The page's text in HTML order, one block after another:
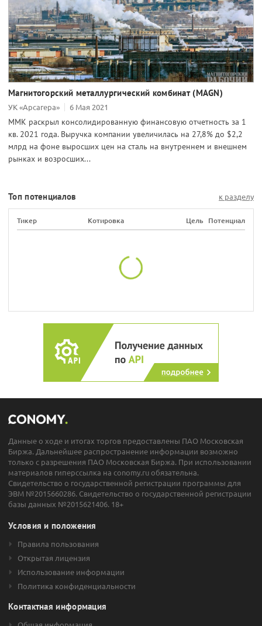
Магнитогорский металлургический комбинат (MAGN)
УК «Арсагера» 6 Мая 2021
ММК раскрыл консолидированную финансовую отчетность за 1
кв. 2021 года. Выручка компании увеличилась на 27,8% до $2,2
млрд на фоне выросших цен на сталь на внутреннем и внешнем
рынках и возросших...
Топ потенциалов к разделу
Тикер Котировка Цель Потенциал
Данные о ходе и итогах торгов предоставлены ПАО Московская
Биржа. Дальнейшее распространение информации возможно
только с разрешения ПАО Московская Биржа. При использовании
материалов гиперссылка на conomy.ru обязательна.
Свидетельство о государственной регистрации программы для
ЭВМ №2015660286. Свидетельство о государственной регистрации
базы данных №2015621406. 18+
Условия и положения
Правила пользования
Открытая лицензия
Использование информации
Политика конфиденциальности
Контактная информация